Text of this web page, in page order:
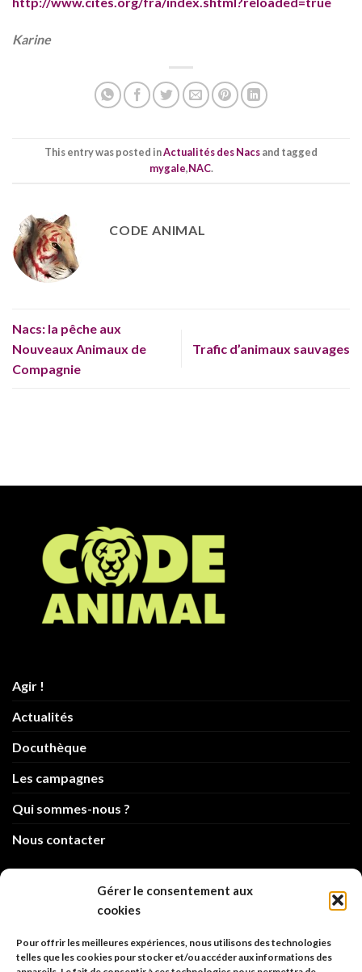
Gérer le consentement aux
cookies
Pour offrir les meilleures expériences, nous utilisons des technologies
telles que les cookies pour stocker et/ou accéder aux informations des
Karine
This entry was posted inActualités des Nacsand tagged
mygale,NAC.
CODE ANIMAL
Nacs: la pêche aux
Nouveaux Animaux de
Compagnie
Trafic d’animaux sauvages
Agir !
Actualités
Docuthèque
Les campagnes
Qui sommes-nous ?
Nous contacter
info@code-animal.com
Code Animal